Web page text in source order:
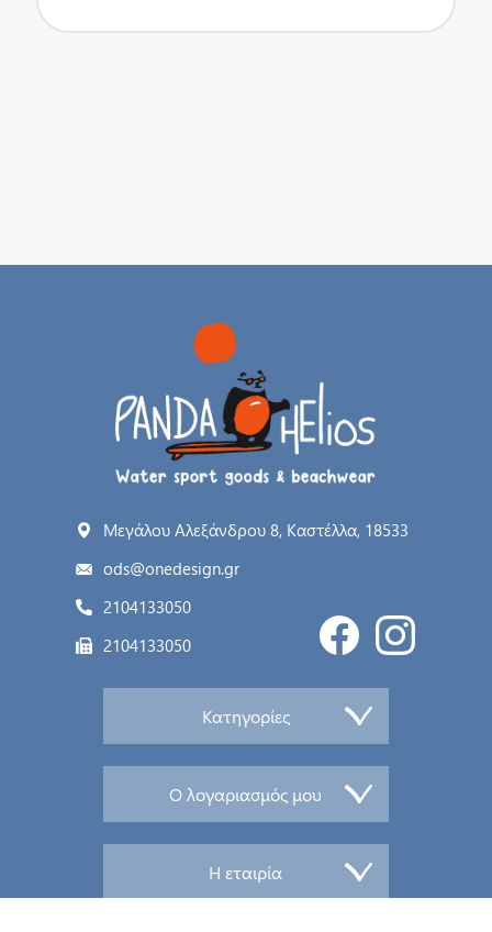
Μεγάλου Αλεξάνδρου 8, Καστέλλα, 18533
ods@onedesign.gr
2104133050
2104133050
Κατηγορίες
Ο λογαριασμός μου
Η εταιρία